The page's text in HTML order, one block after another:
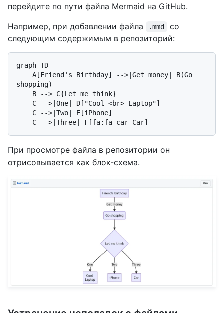
перейдите по пути файла Mermaid на GitHub.
Например, при добавлении файла
.mmd
со
следующим содержимым в репозиторий:
graph TD
shopping)
При просмотре файла в репозитории он
отрисовывается как блок-схема.